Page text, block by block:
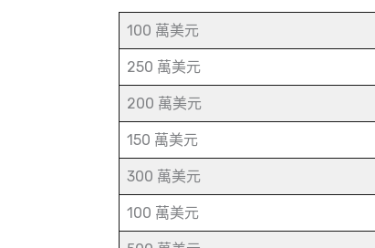
100 萬美元
250 萬美元
200 萬美元
150 萬美元
300 萬美元
100 萬美元